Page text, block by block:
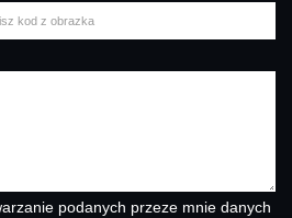
podanych przeze mnie danych